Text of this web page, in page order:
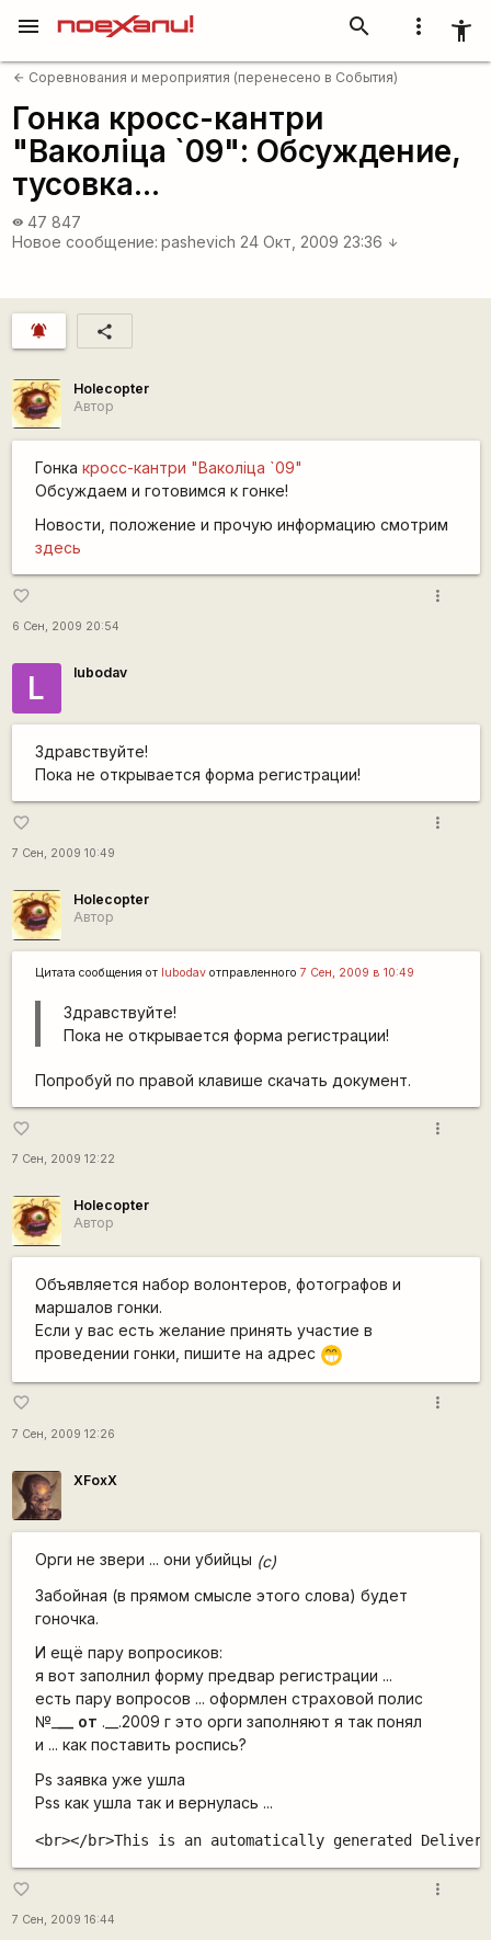
more_vert accessibility_new
search
menu
arrow_back Соревнования и мероприятия (перенесено в События)
Гонка кросс-кантри
"Ваколiца `09": Обсуждение,
тусовка...
visibility 47 847
Новое сообщение: pashevich 24 Окт, 2009 23:36 arrow_downward
notifications_active share
Holecopter
Автор
Гонка кросс-кантри "Ваколiца `09"
Обсуждаем и готовимся к гонке!
Новости, положение и прочую информацию смотрим
здесь
favorite_border
6 Сен, 2009 20:54
more_vert
L lubodav
Здравствуйте!
Пока не открывается форма регистрации!
favorite_border
7 Сен, 2009 10:49
more_vert
Holecopter
Автор
Цитата сообщения от lubodavотправленного 7 Сен, 2009 в 10:49
Здравствуйте!
Пока не открывается форма регистрации!
Попробуй по правой клавише скачать документ.
favorite_border
7 Сен, 2009 12:22
more_vert
Holecopter
Автор
Объявляется набор волонтеров, фотографов и
маршалов гонки.
Если у вас есть желание принять участие в
проведении гонки, пишите на адрес
;Du
Ко
ли
че
но!
favorite_border
7 Сен, 2009 12:26
more_vert
XFoxX
Орги не звери ... они убийцы (c)
Забойная (в прямом смысле этого слова) будет
гоночка.
И ещё пару вопросиков:
я вот заполнил форму предвар регистрации ...
есть пару вопросов ... оформлен страховой полис
№_
__ от .__.2009 г это орги заполняют я так понял
и ... как поставить роспись?
Ps заявка уже ушла
Pss как ушла так и вернулась ...
<br></br>This is an automatically generated
favorite_border
7 Сен, 2009 16:44
more_vert